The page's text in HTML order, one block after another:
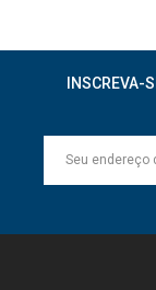
INSCREVA-